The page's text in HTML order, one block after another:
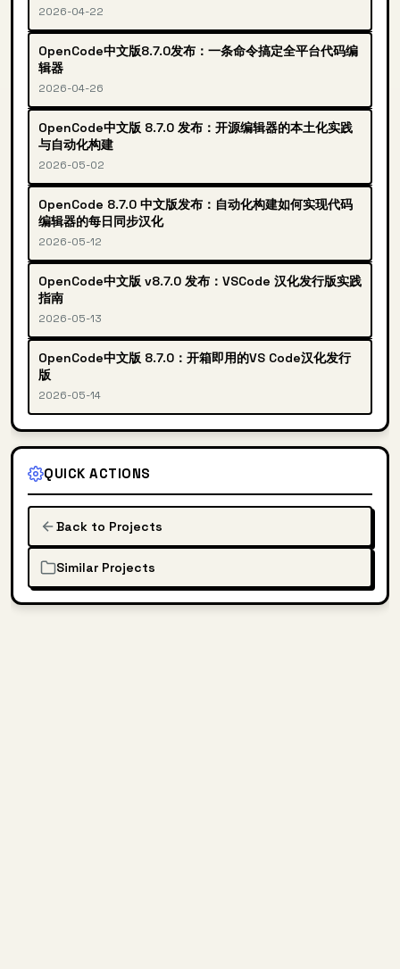
2026-04-22
OpenCode中文版8.7.0发布：一条命令搞定全平台代码编
辑器
2026-04-26
OpenCode中文版 8.7.0 发布：开源编辑器的本土化实践
与自动化构建
2026-05-02
OpenCode 8.7.0 中文版发布：自动化构建如何实现代码
编辑器的每日同步汉化
2026-05-12
OpenCode中文版 v8.7.0 发布：VSCode 汉化发行版实践
指南
2026-05-13
OpenCode中文版 8.7.0：开箱即用的VS Code汉化发行
版
2026-05-14
QUICK ACTIONS
Back to Projects
Similar Projects